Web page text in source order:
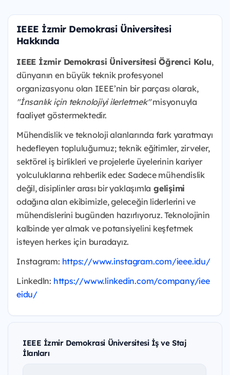
IEEE İzmir Demokrasi Üniversitesi
Hakkında
IEEE İzmir Demokrasi Üniversitesi Öğrenci Kolu,
dünyanın en büyük teknik profesyonel
organizasyonu olan IEEE’nin bir parçası olarak,
"İnsanlık için teknolojiyi ilerletmek"misyonuyla
faaliyet göstermektedir.
Mühendislik ve teknoloji alanlarında fark yaratmayı
hedefleyen topluluğumuz; teknik eğitimler, zirveler,
sektörel iş birlikleri ve projelerle üyelerinin kariyer
yolculuklarına rehberlik eder. Sadece mühendislik
değil, disiplinler arası bir yaklaşımla gelişimi
odağına alan ekibimizle, geleceğin liderlerini ve
mühendislerini bugünden hazırlıyoruz. Teknolojinin
kalbinde yer almak ve potansiyelini keşfetmek
isteyen herkes için buradayız.
Instagram: https://www.instagram.com/ieee.idu/
Linkedln: https://www.linkedin.com/company/iee
eidu/
IEEE İzmir Demokrasi Üniversitesi İş ve Staj
İlanları